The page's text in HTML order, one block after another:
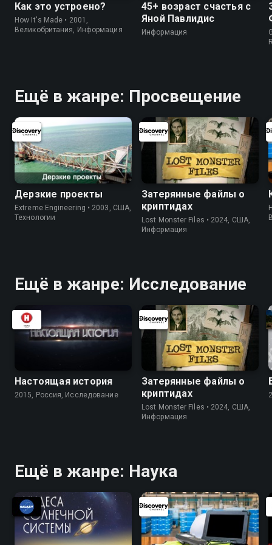
Как это устроено?
How It's Made • 2001,
Великобритания, Информация
45+ возраст счастья с
Яной Павлидис
Информация
Ещё в жанре: Просвещение
Дерзкие проекты
Extreme Engineering • 2003, США,
Технологии
Затерянные файлы о
криптидах
Lost Monster Files • 2024, США,
Информация
Ещё в жанре: Исследование
Настоящая история
2015, Россия, Исследование
Затерянные файлы о
криптидах
Lost Monster Files • 2024, США,
Информация
Ещё в жанре: Наука